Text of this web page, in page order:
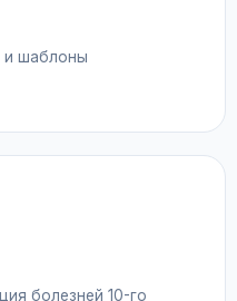
и шаблоны
болезней 10-го